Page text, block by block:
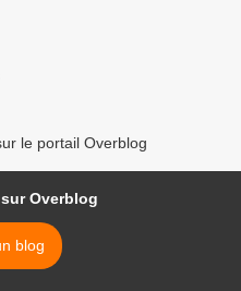
le portail Overblog
Overblog
blog